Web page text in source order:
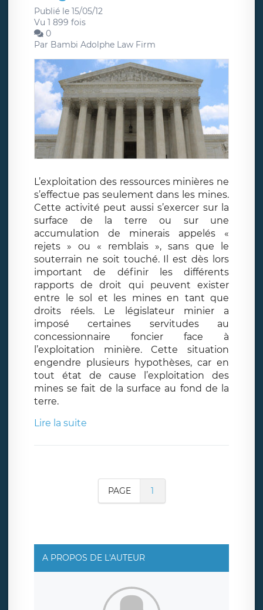
Publié le 15/05/12
Vu 1 899 fois
0
Par Bambi Adolphe Law Firm
L’exploitation des ressources minières ne
s’effectue pas seulement dans les mines.
Cette activité peut aussi s’exercer sur la
surface de la terre ou sur une
accumulation de minerais appelés «
rejets » ou « remblais », sans que le
souterrain ne soit touché. Il est dès lors
important de définir les différents
rapports de droit qui peuvent exister
entre le sol et les mines en tant que
droits réels. Le législateur minier a
imposé certaines servitudes au
concessionnaire foncier face à
l’exploitation minière. Cette situation
engendre plusieurs hypothèses, car en
tout état de cause l’exploitation des
mines se fait de la surface au fond de la
terre.
Lire la suite
PAGE 1
A PROPOS DE L'AUTEUR